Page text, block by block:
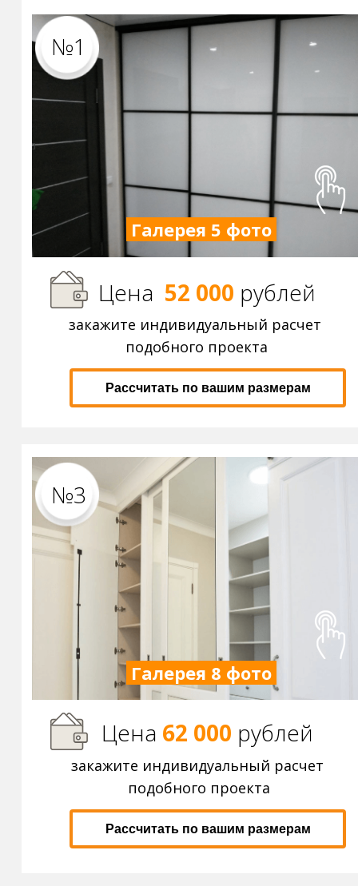
Цена 52 000 рублей
№1
закажите индивидуальный расчет
подобного проекта
Рассчитать по вашим размерам
Галерея 8 фото
Цена 62 000 рублей
Галерея 5 фото
Рассчитать по вашим размерам
закажите индивидуальный расчет
подобного проекта
№3